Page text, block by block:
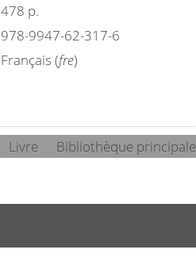
478 p.
978-9947-62-317-6
Français (fre)
Livre Bibliothèque principale